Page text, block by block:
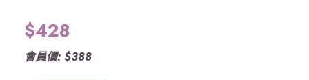
$428
會員價: $388